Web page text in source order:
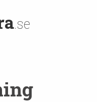
.se